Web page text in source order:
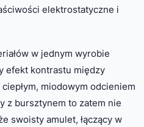
elektrostatyczne i
w jednym wyrobie
efekt kontrastu między
miodowym odcieniem
z bursztynem to zatem nie
swoisty amulet, łączący w